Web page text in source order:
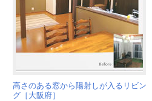
高さのある窓から陽射しが入るリビン
グ［大阪府］